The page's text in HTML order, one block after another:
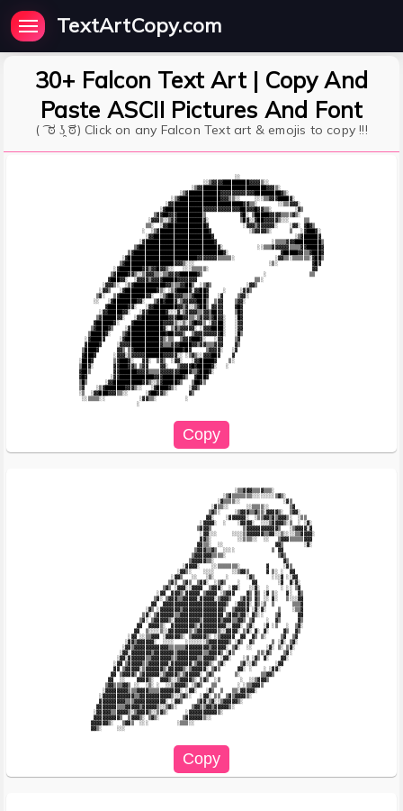
TextArtCopy.com
30+ Falcon Text Art | Copy And
Paste ASCII Pictures And Font
( ͡ ಠ ʖ̯ ͡ಠ) Click on any Falcon Text art & emojis to copy !!!
                                                          ░░
                                               ░░▒▓▓▓▓█████████▓▓▓▓▒░░
                                           ░▒▓▓██████████████████████▓▓▓▒░
                                       ░▒▓███████████▓▓▓▓▓▓▓▓▓▓▓▓█████████▓▒░
                                    ░▒▓██████████████▓▓▓▒▒░░     ░░░▒▒▓▓▓████▓░
                                  ░▓▓████████████████████████▓▓▒▒░       ░░▒▒▓▓▓░
                                ░▓█████████████▓▓▓▓▓▓▓▓▓▓▓▓▓██▓▓▓█▓▓▒▒░        ░▓▒
                              ▒▓▓██▓▓▓█████████▒            ▓█░ ▒█████▓▓▓▓▒▒▒▒▓▒░
                            ░▓▓▓▒░░▒▓▓█████████▓░           ▒█▓░░▓██▓▓▓▓▓▒░░░     ▒▒
                           ▒▒░  ░▓▓█████████████▓            ░▓▓▓▒▓▓▓▓▓▓░    ░▓▓░ ▓█▓▒
                          ░  ░▒▓█████████████████▓             ░▒▓▓▓▓▒░      ▒   ░▓███▓░
                           ░▓▓████████████████████▓                            ░▒▓█████▓
                         ░▓████████████████████████▓                   ░▒▒▒▒▓▓▓█████████▒
                       ▒▓███████████████████████████▓░            ░░▒▒▒▓▓▓▓▓▓▒▒▒▒▓▓█████▓
                     ▒▓███████████████████████████████▓░                  ▓█████▓▓▒▒▓███▓
                   ░▓████████████████████████▓▓▓▓▓▓▓▒▒▒▒▒░              ░▓▓▒▒░▒▒▒▒▒▒░▓██▒
                  ▒▓█████████████████▓▓▓▒░░░                          ░▒░            ▓█▓
                ░▓████████▓▓▒▓▓█▓▓▒░░   ░░░▒▒▒▒▒░                                    ▓▓
               ▒▓████▓▓▒░░▒▓▓▓▒▒░▒▒▓▓▓▓██████▓▒                     ░               ▒▒
              ▓███▓▓░  ░▓▓▓▓▒▓▓▓▓█████▓▓▓▓▓▓▓                    ▒▒░
            ░▓▓▓▒░  ░▒▓███████████▓▓▒▒▒▓▓██▒  ░▒▓▒            ░▓▓▒
           ░▓▓▒   ░▓███████████▓▒░ ░▒▓████▓░▓▓██▓     ░     ░▓▓▒
          ▒▓░   ▒▓█████████▓▓░  ░▒▓██▓▓▓▒▒▒▓████▓   ░▓     ▒▓▓░
         ░░   ░▓████████▓▓░   ▒▓█▓███▓░▒▓▓▓▓▓███▒  ▒▓▓    ▒▓▓░
             ▓███████▓▓░   ░▓▓████████▓▓▒▓░░▒▓██▒ ▓▓▓▓    ▓█▓
           ░▓▓█████▓▓░   ░▓▓██████▓░░░▓░▒▓▓▓▓▒▒▓▓▒██▓▓    ▒█▓
          ▒▓█████▓▓░   ░▓▓█████████▓▓▓██▓▓▒▒░▒▓▓▓▒▓█▓▓░   ░█▓
         ▓██████▓░    ▓██████████▓▓▓▓▒░░▒░▒▓█▓▓▒ ░▓▓██░   ░▓▓
        ▒▓████▓▒    ░▓███████████▓░ ▒▓▒▓▓▓▓▓░ ░▓▓▓████░   ░▓▓
       ▒█████▓░    ▒▓█████████████▓██▓▓▓▒  ▒▓▓▓▓▓▓▓▓▓█░   ░█▒
      ░▓████▓     ░▓████████████▓▒░▒▒  ▒▓▓▓███▓░   ░▓▓    ▒▓
      ▓████▓     ░▓▓▓▓██████████▓▒▒▒▓▓▓████▓▓▒▓▓▒▒▒▓▓▓    ▓▒
     ▒████▓      ▓▓▒ ▒▓█████████████████▓█▓     ▒▓▓▓▓░   ░▓
     ▓███▓      ░▓▓▓░▒▓▓▓▓▓██████▓▓▓▓▓░░ ░▒▓▒░░▓▓▓██▓    ▓
    ░███▓       ▒▓███▓░   ▓▓░  ▒▓▒  ░▓▓░   ░▓▓█████▓    ▒░
    ▒██▓░       ▓▓███▓▓▒ ▒▓▓    ▓▓░   ▒▓▓▓▓█▓█████▓░   ░
    ▓██▒        ▓▓██████▓▓▓▓▒▒▒▒▓▓▓▓▓▓▓███▓▒▒▓███▓░
    ▓█▓        ░▓▓████████████▓▓▓███████▓▒  ▓███▓
    ▒█▒      ░▓▓██████████▓▓▒░░▒▓█████▓▒   ▒██▓▒
    ▒▓    ░▒▓███████▓▓▓▒░░   ░▓████▓▒░    ░▓▓▒
    ░▒  ░▓▓███▓▓▓▒▒░░      ░▓██▓▓▒░       ▓▒
     ░░▒▒▒▒░░            ░▓▓▒▒░          ░
                        ░
                                                          ░▒▒▓▓▓▒▒▒▓▒▒▒░
                                                      ░▒▓▒▒▒▒▒▒▒░░░░░░░░▒▓▒░
                                                    ░▓▒▒▒▒░░               ░▓▒
                                                  ░▓▒▒░░      ░░▒▒▒▒░░       ▒▓
                                                 ▒▓▒░     ░▒▓▓▓▒▒▓▒▒░▓▓▓▓▒░  ▒▓▓░
                                                ▓▓░    ░▓▓▓▓▓▓░  ░▒▒▓▓▒▓▒▓▓▓▒░  ░▒▒
                                              ░▓▓▓▓░  ░    ░▓▓▓▓░  ░░░▒▓▓▓▓▒░▒  ░ ░▓░
                                             ▒▓▓▓▒           ▒▓▓▓▓▓▓▓▓▓▓▓▒   ░▒▓▓▓▓░▓
                                              ░▓▓░░░     ░░░░▒▓▓▓▓▓▓▒▒▓▓░░▒░░░░▒▒▓▓▓▓░
                                              ▓▓▒░         ░░▒▒▒░░  ░░   ▒▓▓▓▒▒▒▒▒▓▓▓
                                             ▓▓▒▒░  ░░                  ▓▓▒       ░▓░
                                            ▒▓▓▓▒▒▓▒  ░░░░             ▒ ▓▓
                                           ▒▓▓▓▓▓▓▒▒▒▒░                  ▒▓▒
                                          ▒▓▓▓▓▓▒▒░                        ▓▒
                                        ░▓▓▓▓░    ░░▒▒▒▒▒▒▒░         ▓     ░▓▒
                                      ░▓▓▒░    ░░░░      ░░▒▓▓▒      ▓ ▒░ ░  ▓▓
                                    ░▓▓▒   ░░   ░▒░    ░      ░▓▒      ░░░▓ ░░▓▓
                                   ▒▓▒  ▒▓▒  ▒▓▓░  ░▒▓▒    ░    ▓▓       ░▓  ▓░▓░
                                 ▒▓▒ ░▓▓▓░░▓▓▓▓  ▒▓▓▓░  ░▓▓░   ░░▓░  ░    ░ ░░ ▒▓
                               ░▓▓  ▓▓▓▒░▓▓▓▓▓ ▒▓▓▓▓ ░▒▓▓▓    ▓▒ ▓▒ ░▓ ▒░   ▓░  ▓▒
                              ▒▓░ ▒▓▓▓▒▒▓▓▓▓▓░▓▓▓▓▓░▒▓▓▓▒   ▒▓▓▒ ▓▒ ░░ ▓░   ▒░░░▓▓
                             ▓▓  ▓▓▓▓▓▓▓▓▓▓▓▓▓▓▓▓▓▓▓▓▓▓▒  ░▓▓▓▓░ ▓▒░▒  ▒      ▒▒▒▓
                           ░▓▒ ░▓▓▓▓▓▓▓▒▓▓▓▓▓▓▓▓▓▓▓▓▓▓▒  ▒▓▓▓▓▓ ░▓░▓░    ▒    ░▒▒▓
                          ▒▓░ ▒▓▓▓▓▓▓▒▒▓▓▓▓▓▓▓▓▓▓▓▓▓▓▓ ▒▓▓▓▒▓▓░ ▓▒░░    ▒▓      ▓▓
                         ▒▓░ ▒▓▓▓▓▓▒░▓▓▓▓▓▓▓▓▓▒▓▓▓▓▓▓▒▓▓▓▒▒▓▓▒ ▒▓    ░  ▓▒      ▓▒
                        ▓▓  ▓▓▓▓▒░  ▓▓▓▓▓▓▓▓▒░▓▓▓▓▓▓▓▓▓░░▓▓▓░ ▒▓░   ░▓ ░▒   ░  ▒▓░
                       ▓▓  ▒░░░░▒░░▓▓▓▓▓▓▓▒░▒▓▓▓▓▓▓▓▒░░▓▓▓▓░ ▒▓░ ▓░ ▓░     ▓▒  ▓▒
                     ░▓▓ ░░▒▒▓▓▓ ░▓▓▓▓▓▒░ ▒▓▓▓▓▓▒░ ░▒▓▓▓▓▓  ▓▓  ▓▒ ▒░     ▒▓  ▒▓
                    ░▓▓▒▓▓▓▓▓▓░  ░░░░    ░░░░░░░▒▓▓▓▓▓▓▓▒ ░▓▒  ▓▒      ▒ ░▓░ ▒▓░
                   ░▓▓▒▓▓▓▓▓▓▓▓▓▓▓▓▒▒▒▒▒▒▓▓▓▓▓▓▓▓▒▓▓▓▓▓░ ▒▓░  ░░     ░▓░ ▒░ ▒▓░
                  ░▓▓░▓▓▓▓▓▓▓▒▓▓▓▓▓▓▓▒▓▓▓▓▓▓▓▓▓▒▒▓▓▓▓▒ ░▓▒        ▒▒░▓▒    ▒▓░
                 ░▓▓░▓▓▓▓▓▓▒▒▓▓▓▓▓▓▓▒▒▓▓▓▓▓▓▓▒▒▓▓▓▓▒ ░▓▓░    ░▒ ░▓▒ ▓░    ▓▓░
                ░▓▓ ▒▓▓▓▓▓▒▒▓▓▓▓▓▓▓░▓▓▓▓▓▓▓░▒▓▓▓▓▒░ ▒▓░     ▒▓░░▓▒      ░▓▓
                ▓▓ ▒▓▓▓▓▓░▒▓▓▓▓▓▓▒░▓▓▓▓▓▒░▒▓▓▓▓▓░ ▒▓▒      ▓▓░ ░    ░ ░▓▓░
               ▓▓ ▒▓▓▓▓▒ ▒▓▓▓▓▓▓░▒▓▓▓▓▒░▒▓▓▓▓▓░ ▒▓▒       ▒░       ▒▒▓▓▒
              ▓▓  ░░    ▓▓▓▓▒░  ▓▓▓▒░░▒▓▓▓▓▒░ ▒▓▒  ░▒       ░  ░░▒▓▓▓▒
             ▒▓▓▒▒▒▓▓▒ ░░  ░▒░ ░  ░░▒▓▓▓▓▒ ░▒▓▒   ▒▒       ░ ░▒▒▓▓▓▒
            ░▓▓▓▓▓▓▓▓▒▒▒▓▓▓▓▒▒▒▒▓▓▓▓▓▓▓░ ░▓▓░   ░▓▒  ▒   ▒▒░▓▓▓▓▓░
           ░▓▓▓▓▓▓▓▓▓▓▓▒▒▓▓▓▓▓▓▓▓▓▓▓▒░░▒▓▒░   ░▓▓░ ▒▒  ▒▓▒▓▓▓▓▒░
           ▓▓▓▓▓▓▓▓▓▒▒▒▓▓▓▓▓▓▓▓▓▓▓░ ░▓▓▒     ▒▓▓░▒▓░░▒▓▓▓▓▓▒░
          ▓▓▓▓▓▓▓▒▒▒▓▓▓▓▓▒▓▓▓▓▓▒░░▒▓▒░     ▒▓▓▒▒▓▓▒▓▓▓▓▓▒░
         ░▓▓▓▓▓▒▒▓▓▓▓▒░▒▓▓▓▓▒░░▒▓▒░      ░▓▓▓▓▓▓▓▓▓▓▒░
         ▓▓▓▓▓▓▓▓▓▒  ▒▓▓▓▒░ ▒▓▒░        ▒▓▓▓▓▓▓▒░░
        ▓▓▓▓▓▓▒░   ▒▓▓▒  ░░░          ░▒▒▒░░
        ▓▓▒░     ░░░